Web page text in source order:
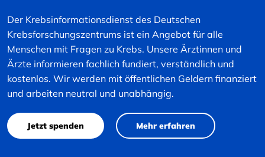
Der Krebsinformationsdienst des Deutschen
Krebsforschungszentrums ist ein Angebot für alle
Menschen mit Fragen zu Krebs. Unsere Ärztinnen und
Ärzte informieren fachlich fundiert, verständlich und
kostenlos. Wir werden mit öffentlichen Geldern finanziert
und arbeiten neutral und unabhängig.
Jetzt spenden Mehr erfahren